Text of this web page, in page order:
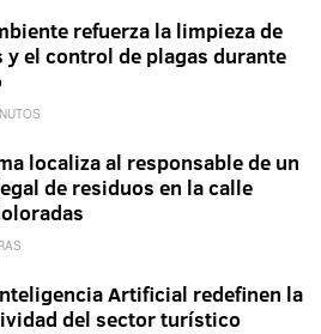
refuerza la limpieza de
y el control de plagas durante
localiza al responsable de un
de residuos en la calle
Artificial redefinen la
del sector turístico